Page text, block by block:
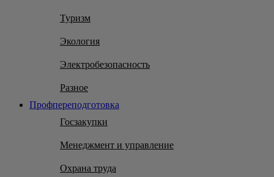
Туризм
Экология
Электробезопасность
Разное
Профпереподготовка
Госзакупки
Менеджмент и управление
Охрана труда